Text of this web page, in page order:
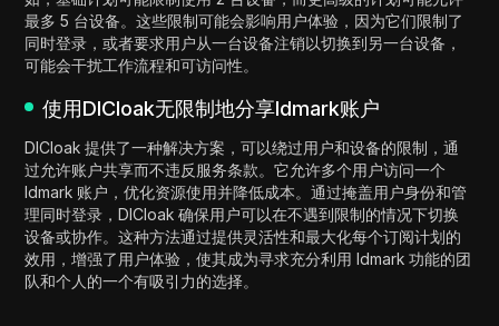
最多 5 台设备。这些限制可能会影响用户体验，因为它们限制了
同时登录，或者要求用户从一台设备注销以切换到另一台设备，
可能会干扰工作流程和可访问性。
使用DICloak无限制地分享Idmark账户
DICloak 提供了一种解决方案，可以绕过用户和设备的限制，通
过允许账户共享而不违反服务条款。它允许多个用户访问一个
Idmark 账户，优化资源使用并降低成本。通过掩盖用户身份和管
理同时登录，DICloak 确保用户可以在不遇到限制的情况下切换
设备或协作。这种方法通过提供灵活性和最大化每个订阅计划的
效用，增强了用户体验，使其成为寻求充分利用 Idmark 功能的团
队和个人的一个有吸引力的选择。